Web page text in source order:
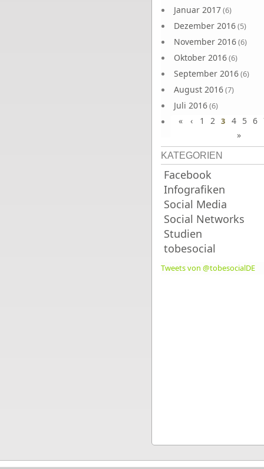
Januar 2017(6)
Dezember 2016(5)
November 2016(6)
Oktober 2016(6)
September 2016(6)
August 2016(7)
Juli 2016(6)
Juni 2016(7)
« ‹ 1 2 3 4 5 6
»
KATEGORIEN
Facebook
Infografiken
Social Media
Social Networks
Studien
tobesocial
Tweets von @tobesocialDE